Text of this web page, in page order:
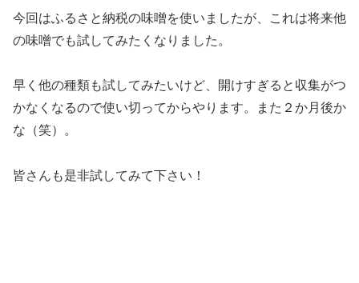
今回はふるさと納税の味噌を使いましたが、これは将来他
の味噌でも試してみたくなりました。
早く他の種類も試してみたいけど、開けすぎると収集がつ
かなくなるので使い切ってからやります。また２か月後か
な（笑）。
皆さんも是非試してみて下さい！